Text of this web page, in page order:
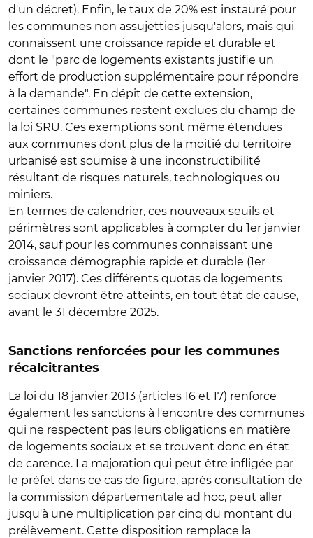
d'un décret). Enfin, le taux de 20% est instauré pour
les communes non assujetties jusqu'alors, mais qui
connaissent une croissance rapide et durable et
dont le "parc de logements existants justifie un
effort de production supplémentaire pour répondre
à la demande". En dépit de cette extension,
certaines communes restent exclues du champ de
la loi SRU. Ces exemptions sont même étendues
aux communes dont plus de la moitié du territoire
urbanisé est soumise à une inconstructibilité
résultant de risques naturels, technologiques ou
miniers.
En termes de calendrier, ces nouveaux seuils et
périmètres sont applicables à compter du 1er janvier
2014, sauf pour les communes connaissant une
croissance démographie rapide et durable (1er
janvier 2017). Ces différents quotas de logements
sociaux devront être atteints, en tout état de cause,
avant le 31 décembre 2025.
Sanctions renforcées pour les communes
récalcitrantes
La loi du 18 janvier 2013 (articles 16 et 17) renforce
également les sanctions à l'encontre des communes
qui ne respectent pas leurs obligations en matière
de logements sociaux et se trouvent donc en état
de carence. La majoration qui peut être infligée par
le préfet dans ce cas de figure, après consultation de
la commission départementale ad hoc, peut aller
jusqu'à une multiplication par cinq du montant du
prélèvement. Cette disposition remplace la